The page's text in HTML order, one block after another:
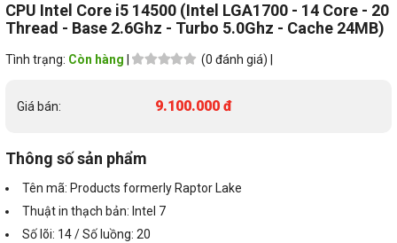
CPU Intel Core i5 14500 (Intel LGA1700 - 14 Core - 20
Thread - Base 2.6Ghz - Turbo 5.0Ghz - Cache 24MB)
Tình trạng: Còn hàng (0 đánh giá) |
Giá bán: 9.100.000 đ
Thông số sản phẩm
Tên mã: Products formerly Raptor Lake
Thuật in thạch bản: Intel 7
Số lõi: 14 / Số luồng: 20